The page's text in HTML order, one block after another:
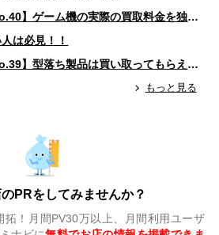
ゲーム機の実際の買取料金を独自調査！！
は必見！！
ち製品は買い取ってもらえる？（ゲームソフト編）
もっと見る
PRをしてみませんか？
拓！月間PV30万以上、月間利用ユーザ